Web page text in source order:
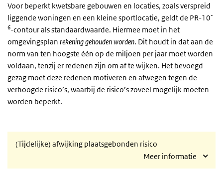
Voor beperkt kwetsbare gebouwen en locaties, zoals verspreid
liggende woningen en een kleine sportlocatie, geldt de PR-10-
6-contour als standaardwaarde. Hiermee moet in het
omgevingsplan rekening gehouden worden. Dit houdt in dat aan de
norm van ten hoogste één op de miljoen per jaar moet worden
voldaan, tenzij er redenen zijn om af te wijken. Het bevoegd
gezag moet deze redenen motiveren en afwegen tegen de
verhoogde risico’s, waarbij de risico’s zoveel mogelijk moeten
worden beperkt.
(Tijdelijke) afwijking plaatsgebonden risico
Meer informatie